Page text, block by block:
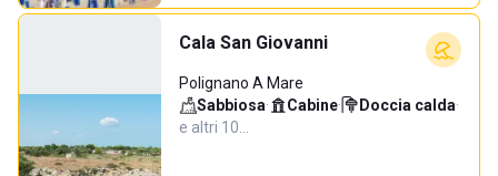
Cala San Giovanni
Polignano A Mare
Sabbiosa· Cabine· Doccia calda·
e altri 10…